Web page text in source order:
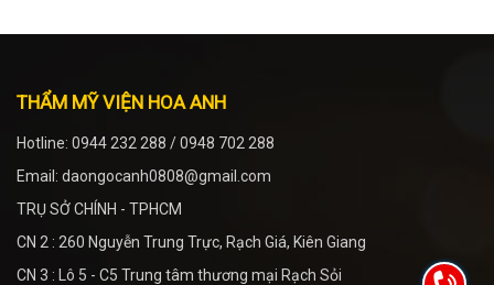
THẨM MỸ VIỆN HOA ANH
Hotline: 0944 232 288 / 0948 702 288
Email: daongocanh0808@gmail.com
TRỤ SỞ CHÍNH - TPHCM
CN 2 : 260 Nguyễn Trung Trực, Rạch Giá, Kiên Giang
CN 3 : Lô 5 - C5 Trung tâm thương mại Rạch Sỏi